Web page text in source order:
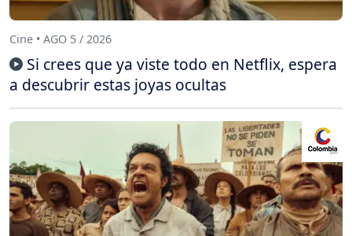
Cine • AGO 5 / 2026
Si crees que ya viste todo en Netflix, espera
a descubrir estas joyas ocultas